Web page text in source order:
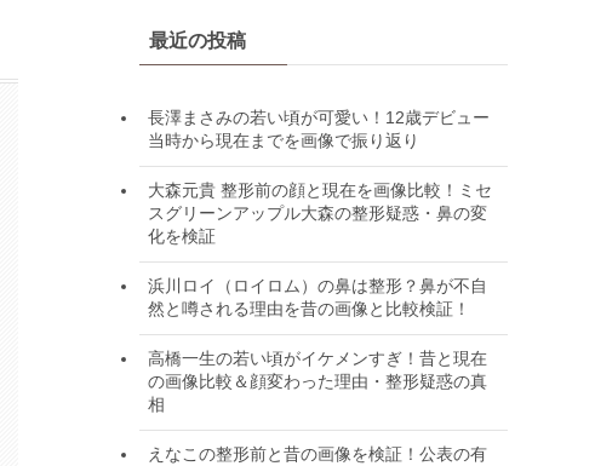
最近の投稿
長澤まさみの若い頃が可愛い！12歳デビュー
当時から現在までを画像で振り返り
大森元貴 整形前の顔と現在を画像比較！ミセ
スグリーンアップル大森の整形疑惑・鼻の変
化を検証
浜川ロイ（ロイロム）の鼻は整形？鼻が不自
然と噂される理由を昔の画像と比較検証！
高橋一生の若い頃がイケメンすぎ！昔と現在
の画像比較＆顔変わった理由・整形疑惑の真
相
えなこの整形前と昔の画像を検証！公表の有